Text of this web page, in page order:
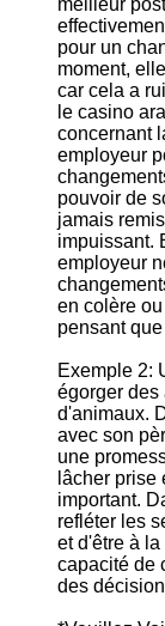
meilleur
pour un
moment,
car cela a
le casino
concernant
employeur
pouvoir de
jamais
impuissant.
employeur
en colère
pensant
Exemple 2:
égorger des
d'animaux.
avec son
une
lâcher prise
important.
refléter les
et d'être à
capacité de
des